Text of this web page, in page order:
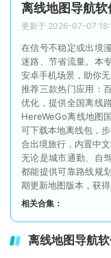
离线地图导航软
更新于 2026-07-07
在信号不稳定或出境
迷路、节省流量。本
安卓手机场景，助你无
推荐三款热门应用：
优化，提供全国离线
HereWeGo离线地图
可下载本地离线包，
合出境旅行，内置中
无论是城市通勤、自
都能提供可靠路线规
期更新地图版本，获得
相关合集：
离线地图导航